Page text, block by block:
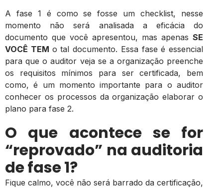
A fase 1 é como se fosse um checklist, nesse
momento não será analisada a eficácia do
documento que você apresentou, mas apenas SE
VOCÊ TEM o tal documento. Essa fase é essencial
para que o auditor veja se a organização preenche
os requisitos mínimos para ser certificada, bem
como, é um momento importante para o auditor
conhecer os processos da organização elaborar o
plano para fase 2.
O que acontece se for
“reprovado” na auditoria
de fase 1?
Fique calmo, você não será barrado da certificação,